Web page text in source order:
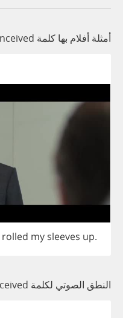
أمثلة أفلام بها كلمة Conceived
rolled my sleeves up.
النطق الصوتي لكلمة Conceived